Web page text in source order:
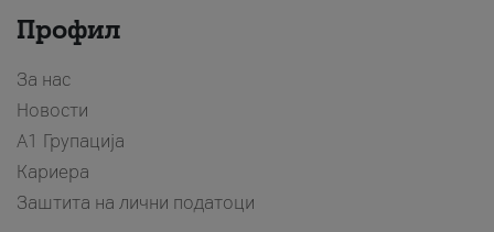
Профил
За нас
Новости
А1 Групација
Кариера
Заштита на лични податоци